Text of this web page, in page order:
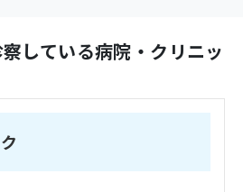
している病院・クリニッ